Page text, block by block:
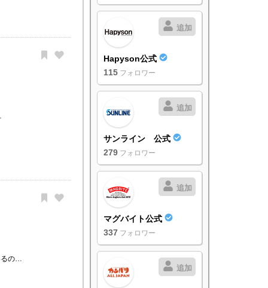
るの…
追加
Hapyson公式
115 フォロワー
追加
サンライン 公式
279 フォロワー
追加
マグバイト公式
337 フォロワー
追加